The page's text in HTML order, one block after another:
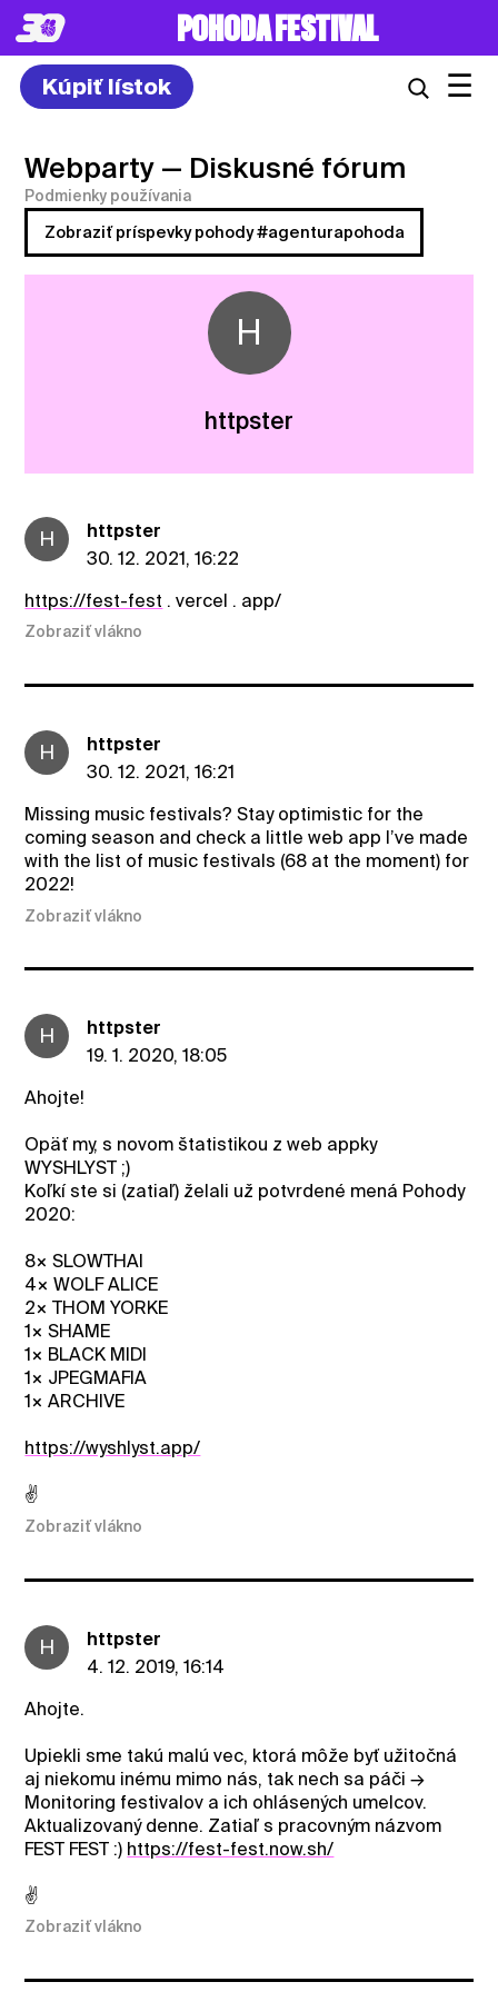
POHODA FESTIVAL
Kúpiť lístok ☰
Webparty — Diskusné fórum
Podmienky používania
Zobraziť príspevky pohody #agenturapohoda
H
httpster
H
httpster
30. 12. 2021, 16:22
https://fest-fest . vercel . app/
Zobraziť vlákno
H
httpster
30. 12. 2021, 16:21
Missing music festivals? Stay optimistic for the
coming season and check a little web app I’ve made
with the list of music festivals (68 at the moment) for
2022!
Zobraziť vlákno
H
httpster
19. 1. 2020, 18:05
Ahojte!
Opäť my, s novom štatistikou z web appky
WYSHLYST ;)
Koľkí ste si (zatiaľ) želali už potvrdené mená Pohody
2020:
8× SLOWTHAI
4× WOLF ALICE
2× THOM YORKE
1× SHAME
1× BLACK MIDI
1× JPEGMAFIA
1× ARCHIVE
https://wyshlyst.app/
✌️
Zobraziť vlákno
H
httpster
4. 12. 2019, 16:14
Ahojte.
Upiekli sme takú malú vec, ktorá môže byť užitočná
aj niekomu inému mimo nás, tak nech sa páči →
Monitoring festivalov a ich ohlásených umelcov.
Aktualizovaný denne. Zatiaľ s pracovným názvom
FEST FEST :) https://fest-fest.now.sh/
✌️
Zobraziť vlákno